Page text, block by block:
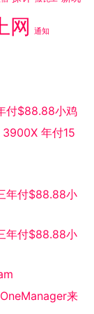
网 通知
付$88.88小鸡
年付15
年付$88.88小
年付$88.88小
来